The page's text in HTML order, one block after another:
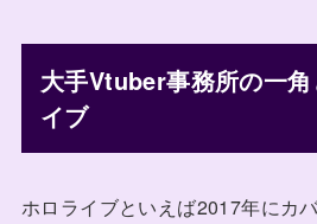
大手Vtuber事務所の一
イブ
ホロライブといえば2017年にカ